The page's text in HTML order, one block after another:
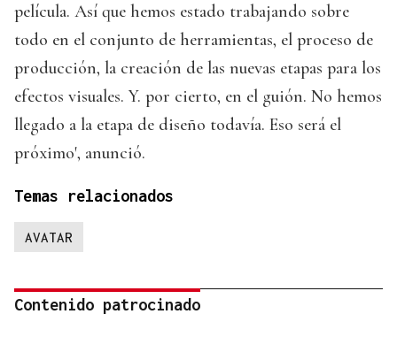
película. Así que hemos estado trabajando sobre
todo en el conjunto de herramientas, el proceso de
producción, la creación de las nuevas etapas para los
efectos visuales. Y. por cierto, en el guión. No hemos
llegado a la etapa de diseño todavía. Eso será el
próximo', anunció.
Temas relacionados
AVATAR
Contenido patrocinado